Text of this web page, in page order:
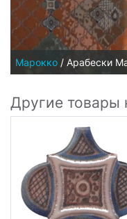
Марокко / Арабески
Другие товары